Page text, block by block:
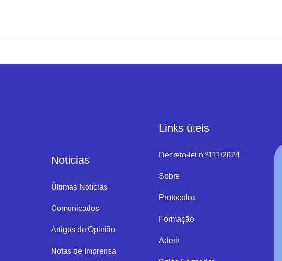
Notícias
Últimas Notícias
Comunicados
Artigos de Opinião
Notas de Imprensa
Links úteis
Decreto-lei n.º111/2024
Sobre
Protocolos
Formação
Aderir